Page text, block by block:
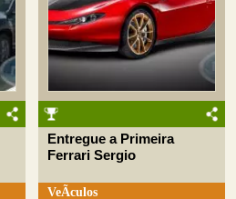
Entregue a Primeira
Ferrari Sergio
VeÃ­culos